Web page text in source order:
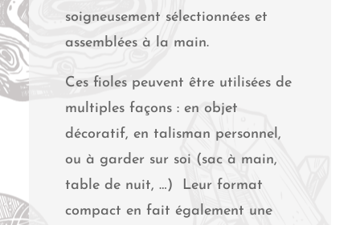
soigneusement sélectionnées et
assemblées à la main.
Ces fioles peuvent être utilisées de
multiples façons : en objet
décoratif, en talisman personnel,
ou à garder sur soi (sac à main,
table de nuit, …) Leur format
compact en fait également une